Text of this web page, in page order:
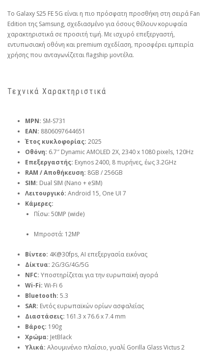
Το Galaxy S25 FE 5G είναι η πιο πρόσφατη προσθήκη στη σειρά Fan
Edition της Samsung, σχεδιασμένο για όσους θέλουν κορυφαία
χαρακτηριστικά σε προσιτή τιμή. Με ισχυρό επεξεργαστή,
εντυπωσιακή οθόνη και premium σχεδίαση, προσφέρει εμπειρία
χρήσης που ανταγωνίζεται flagship μοντέλα.
Τεχνικά Χαρακτηριστικά
MPN: SM-S731
EAN: 8806097644651
Έτος κυκλοφορίας: 2025
Οθόνη: 6.7″ Dynamic AMOLED 2X, 2340 x 1080 pixels, 120Hz
Επεξεργαστής: Exynos 2400, 8 πυρήνες, έως 3.2GHz
RAM / Αποθήκευση: 8GB / 256GB
SIM: Dual SIM (Nano + eSIM)
Λειτουργικό: Android 15, One UI 7
Κάμερες:
Πίσω: 50MP (wide)
Μπροστά: 12MP
Βίντεο: 4K@30fps, AI επεξεργασία εικόνας
Δίκτυα: 2G/3G/4G/5G
NFC: Υποστηρίζεται για την ευρωπαϊκή αγορά
Wi-Fi: Wi-Fi 6
Bluetooth: 5.3
SAR: Εντός ευρωπαϊκών ορίων ασφαλείας
Διαστάσεις: 161.3 x 76.6 x 7.4 mm
Βάρος: 190g
Χρώμα: JetBlack
Υλικά: Αλουμινένιο πλαίσιο, γυαλί Gorilla Glass Victus 2